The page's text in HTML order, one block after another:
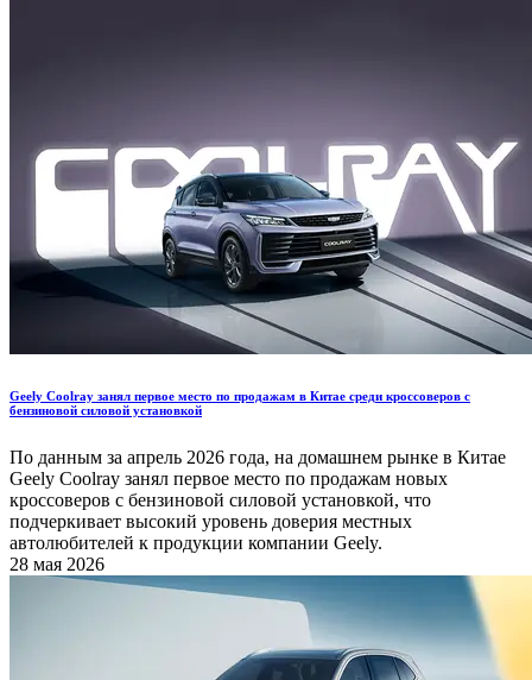
Geely Coolray занял первое место по продажам в Китае среди кроссоверов с
бензиновой силовой установкой
По данным за апрель 2026 года, на домашнем рынке в Китае
Geely Coolray занял первое место по продажам новых
кроссоверов с бензиновой силовой установкой, что
подчеркивает высокий уровень доверия местных
автолюбителей к продукции компании Geely.
28 мая 2026